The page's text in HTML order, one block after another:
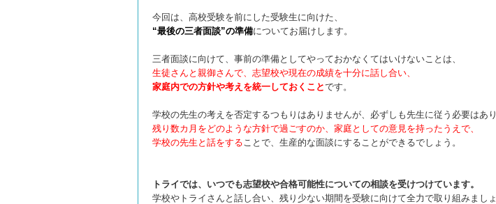
今回は、高校受験を前にした受験生に向けた、
“最後の三者面談”の準備についてお届けします。
三者面談に向けて、事前の準備としてやっておかなくてはいけないことは、
生徒さんと親御さんで、志望校や現在の成績を十分に話し合い、
家庭内での方針や考えを統一しておくことです。
学校の先生の考えを否定するつもりはありませんが、必ずしも先生に従う必要はあり
残り数カ月をどのような方針で過ごすのか、家庭としての意見を持ったうえで、
学校の先生と話をすることで、 生産的な面談にすることができるでしょう。
トライでは、いつでも志望校や合格可能性についての相談を受けつけています。
学校やトライさんと話し合い、残り少ない期間を受験に向けて全力で取り組みましょ